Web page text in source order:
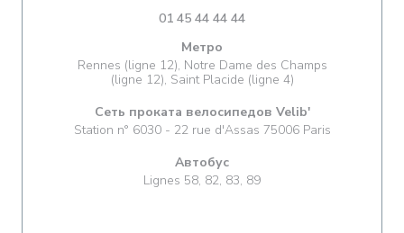
01 45 44 44 44
Метро
Rennes (ligne 12), Notre Dame des Champs
(ligne 12), Saint Placide (ligne 4)
Сеть проката велосипедов Velib'
Station n° 6030 - 22 rue d'Assas 75006 Paris
Автобус
Lignes 58, 82, 83, 89